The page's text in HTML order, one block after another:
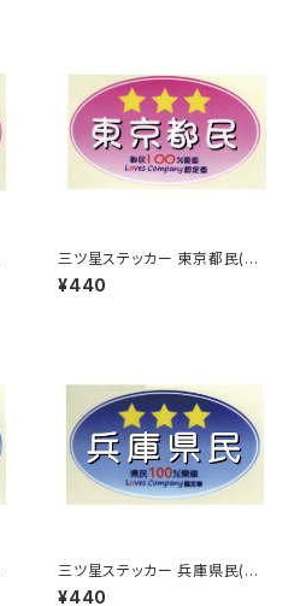
三ツ星ステッカー 東京都民(ピ
ンク)
¥440
三ツ星ステッカー 兵庫県民(ブ
ルー)
¥440